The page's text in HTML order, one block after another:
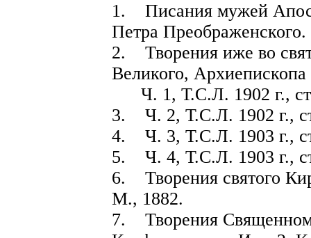
1. Писания мужей
Петра
2. Творения иже во
Великого,
Ч. 1, Т.С.Л. 1902 г.,
3. Ч. 2, Т.С.Л. 1902 г.,
4. Ч. 3, Т.С.Л. 1903 г.,
5. Ч. 4, Т.С.Л. 1903 г.,
6. Творения святого
М., 1882.
7. Творения